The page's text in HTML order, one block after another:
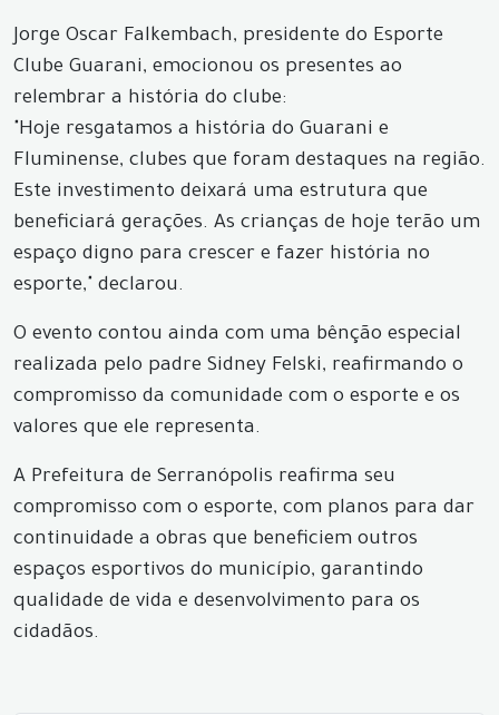
Jorge Oscar Falkembach, presidente do Esporte
Clube Guarani, emocionou os presentes ao
relembrar a história do clube:
"Hoje resgatamos a história do Guarani e
Fluminense, clubes que foram destaques na região.
Este investimento deixará uma estrutura que
beneficiará gerações. As crianças de hoje terão um
espaço digno para crescer e fazer história no
esporte," declarou.
O evento contou ainda com uma bênção especial
realizada pelo padre Sidney Felski, reafirmando o
compromisso da comunidade com o esporte e os
valores que ele representa.
A Prefeitura de Serranópolis reafirma seu
compromisso com o esporte, com planos para dar
continuidade a obras que beneficiem outros
espaços esportivos do município, garantindo
qualidade de vida e desenvolvimento para os
cidadãos.